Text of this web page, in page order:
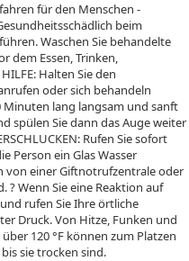
für den Menschen -
beim
Waschen Sie behandelte
dem Essen, Trinken,
Halten Sie den
oder sich behandeln
Minuten lang langsam und sanft
spülen Sie dann das Auge weiter
Rufen Sie sofort
Person ein Glas Wasser
von einer Giftnotrufzentrale oder
Wenn Sie eine Reaktion auf
rufen Sie Ihre örtliche
Druck. Von Hitze, Funken und
120 °F können zum Platzen
sie trocken sind.